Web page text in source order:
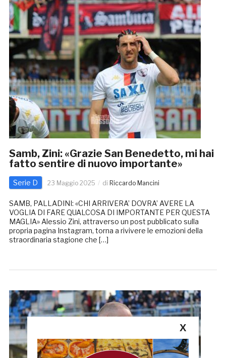
Samb, Zini: «Grazie San Benedetto, mi hai
fatto sentire di nuovo importante»
Serie D 23 Maggio 2025 di Riccardo Mancini
SAMB, PALLADINI: «CHI ARRIVERA’ DOVRA’ AVERE LA
VOGLIA DI FARE QUALCOSA DI IMPORTANTE PER QUESTA
MAGLIA» Alessio Zini, attraverso un post pubblicato sulla
propria pagina Instagram, torna a rivivere le emozioni della
straordinaria stagione che […]
X